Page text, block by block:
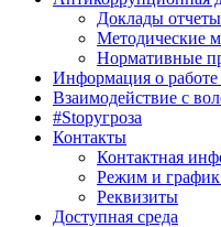
Доклады
Методические
Нормативные
Информация о
Взаимодействие с
#Stopугроза
Контакты
Контактная
Режим и
Реквизиты
Доступная среда